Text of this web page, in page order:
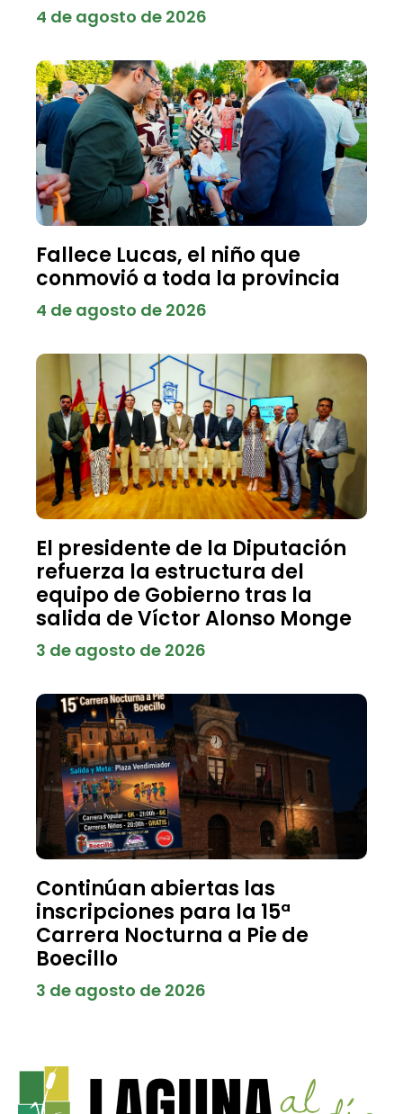
4 de agosto de 2026
Fallece Lucas, el niño que
conmovió a toda la provincia
4 de agosto de 2026
El presidente de la Diputación
refuerza la estructura del
equipo de Gobierno tras la
salida de Víctor Alonso Monge
3 de agosto de 2026
Continúan abiertas las
inscripciones para la 15ª
Carrera Nocturna a Pie de
Boecillo
3 de agosto de 2026